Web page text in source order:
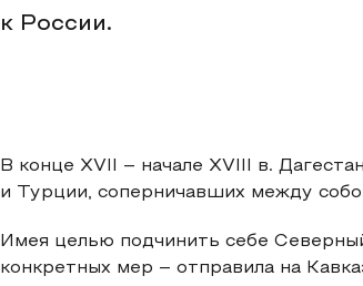
к России.
В конце XVII – начале XVIII в.
и Турции, соперничавших между
Имея целью подчинить себе
конкретных мер – отправила на